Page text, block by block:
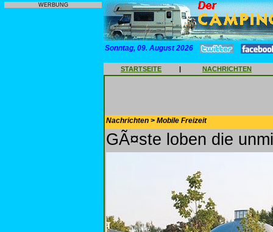
WERBUNG
Sonntag, 09. August 2026
STARTSEITE | NACHRICHTEN
Nachrichten > Mobile Freizeit
GÃ¤ste loben die